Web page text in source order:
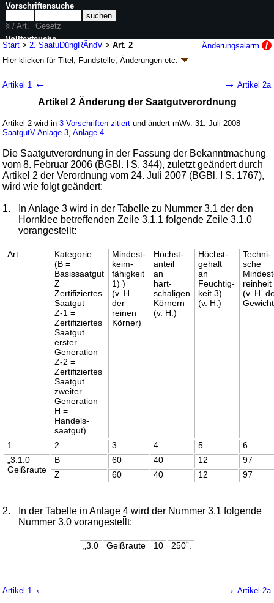
Start > 2. SaatuDüngRÄndV >Art. 2
Änderungsalarm
Hier klicken fürTitel, Fundstelle, Änderungen etc.
saatgutrechtlicher und düngemittelrechtlicher
Vorschriften (2. SaatuDüngRÄndVk.a.Abk.)
V. v. 23.07.2008BGBl. I S. 1410(Nr. 32); Geltung ab 31.07.2008
3 Änderungen | Drucksachen / Entwurf / Begründung
Artikel 1 ← → Artikel 2a
Artikel 2 Änderung der Saatgutverordnung
Artikel 2 wird in3 Vorschriften zitiert und ändert mWv. 31. Juli 2008
SaatgutV Anlage 3 ,Anlage 4
Die Saatgutverordnung in der Fassung der Bekanntmachung
vom8. Februar 2006 (BGBl. I S. 344), zuletzt geändert durch
Artikel 2 der Verordnung vom 24. Juli 2007 (BGBl. I S. 1767),
wird wie folgt geändert:
1. In Anlage3 wird in der Tabelle zu Nummer 3.1 der den
Hornklee betreffenden Zeile 3.1.1 folgende Zeile 3.1.0
vorangestellt:
Art
Kategorie
(B =
Basissaatgut
Z =
Zertifiziertes
Saatgut
Z-1 =
Zertifiziertes
Saatgut
erster
Generation
Z-2 =
Zertifiziertes
Saatgut
zweiter
Generation
H =
Handels-
saatgut)
Mindest-
keim-
fähigkeit
1) )
(v. H.
der
reinen
Körner)
Höchst-
anteil
an
hart-
schaligen
Körnern
(v. H.)
Höchst-
gehalt
an
Feuchtig-
keit 3)
(v. H.)
Techni-
sche
reinheit
(v. H.
1 2 3 4 5
6
„3.1.0
Geißraute
B 60 40 12
97
Z
60 40 12 97
2. In der Tabelle in Anlage4 wird der Nummer 3.1 folgende
Nummer 3.0 vorangestellt:
„3.0 Geißraute 10 250”.
Artikel 1 ← → Artikel 2a
Vorschriftensuche
§ / Art.
Gesetz
Volltextsuche
nur in 2. SaatuDüngRÄndV